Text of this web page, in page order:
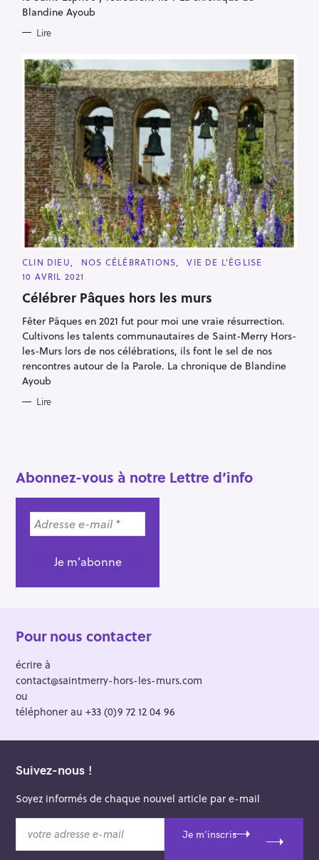
Blandine Ayoub
Lire
C
T
G
R
I
E
S
CLIN DIEU NOS CÉLÉBRATIONS
VIE DE L'ÉGLISE
10 AVRIL 2021
Célébrer Pâques hors les murs
Fêter Pâques en 2021 fut pour moi une vraie résurrection.
Cultivons les talents communautaires de Saint-Merry Hors-
les-Murs lors de nos célébrations, ils font le sel de nos
rencontres autour de la Parole. La chronique de Blandine
Ayoub
Lire
Abonnez-vous à notre Lettre d’info
Pour nous contacter
écrire à
contact@saintmerry-hors-les-murs.com
ou
téléphoner au +33 (0)9 72 12 04 96
Suivez-nous !
Soyez informés de chaque nouvel article par e-mail
t
Je m'inscris
R
e
c
h
e
r
c
h
e
r